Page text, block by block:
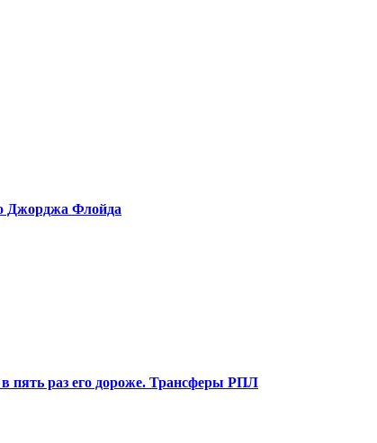
Джорджа Флойда
в пять раз его дороже. Трансферы РПЛ